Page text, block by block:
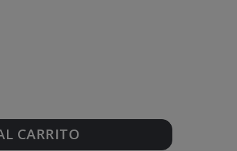
CARRITO